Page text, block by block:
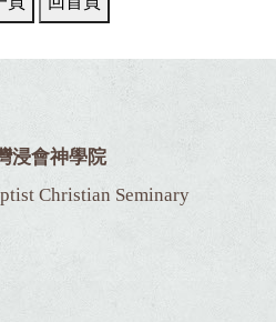
浸會神學院
Christian Seminary